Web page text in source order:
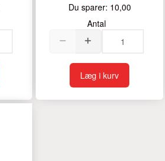
Du sparer: 10,00
Antal
Læg i kurv